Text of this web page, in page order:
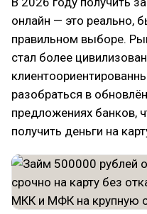
онлайн — это реально,
правильном выборе.
стал более
разобраться в
предложениях банков,
получить деньги на